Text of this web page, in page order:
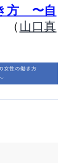
方 〜自
（ 山口真